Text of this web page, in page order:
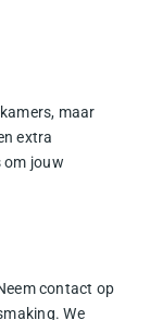
maar
extra
om jouw
contact op
We